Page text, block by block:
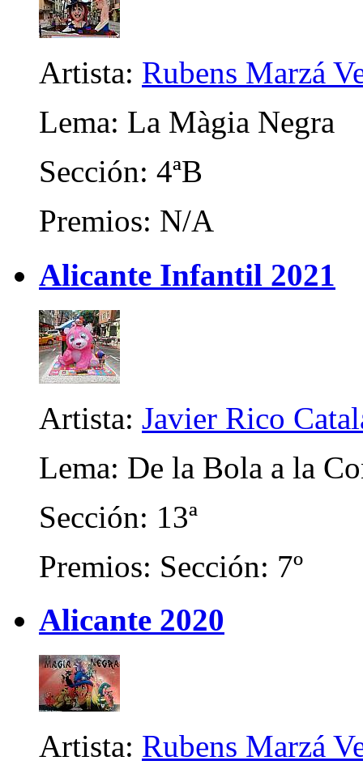
Artista: Rubens Marzá
Lema: La Màgia Negra
Sección: 4ªB
Premios: N/A
Alicante Infantil 2021
Artista: Javier Rico
Lema: De la Bola a la
Sección: 13ª
Premios: Sección: 7º
Alicante 2020
Artista: Rubens Marzá